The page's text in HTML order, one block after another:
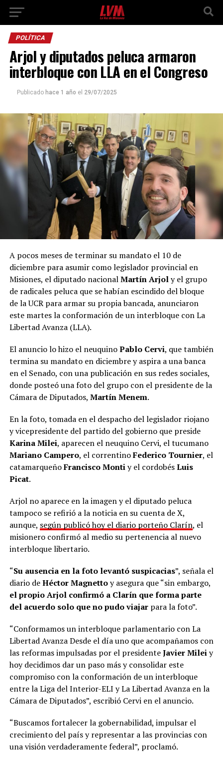
POLÍTICA
Arjol y diputados peluca armaron
interbloque con LLA en el Congreso
Publicado hace 1 año el 29/07/2025
A pocos meses de terminar su mandato el 10 de
diciembre para asumir como legislador provincial en
Misiones, el diputado nacionalMartín Arjoly el grupo
de radicales peluca que se habían escindido del bloque
de la UCR para armar su propia bancada, anunciaron
este martes la conformación de un interbloque con La
Libertad Avanza (LLA).
El anuncio lo hizo el neuquinoPablo Cervi, que también
termina su mandato en diciembre y aspira a una banca
en el Senado, con una publicación en sus redes sociales,
donde posteó una foto del grupo con el presidente de la
Cámara de Diputados, Martín Menem.
En la foto, tomada en el despacho del legislador riojano
y vicepresidente del partido del gobierno que preside
Karina Milei, aparecen el neuquino Cervi, el tucumano
Mariano Campero, el correntinoFederico Tournier, el
catamarqueñoFrancisco Montiy el cordobésLuis
Picat.
Arjol no aparece en la imagen y el diputado peluca
tampoco se refirió a la noticia en su cuenta de X,
aunque, según publicó hoy el diario porteño Clarín, el
misionero confirmó al medio su pertenencia al nuevo
interbloque libertario.
“Su ausencia en la foto levantó suspicacias”, señala el
diario deHéctor Magnettoy asegura que “sin embargo,
el propio Arjol confirmó a Clarín que forma parte
del acuerdo solo que no pudo viajarpara la foto”.
“Conformamos un interbloque parlamentario con La
Libertad Avanza Desde el día uno que acompañamos con
las reformas impulsadas por el presidenteJavier Mileiy
hoy decidimos dar un paso más y consolidar este
compromiso con la conformación de un interbloque
entre la Liga del Interior-ELI y La Libertad Avanza en la
Cámara de Diputados”, escribió Cervi en el anuncio.
“Buscamos fortalecer la gobernabilidad, impulsar el
crecimiento del país y representar a las provincias con
una visión verdaderamente federal”, proclamó.